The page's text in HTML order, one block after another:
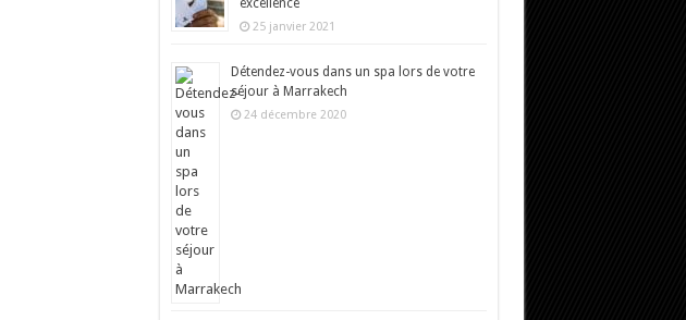
excellence
25 janvier 2021
Détendez-vous dans un spa lors de votre
séjour à Marrakech
24 décembre 2020